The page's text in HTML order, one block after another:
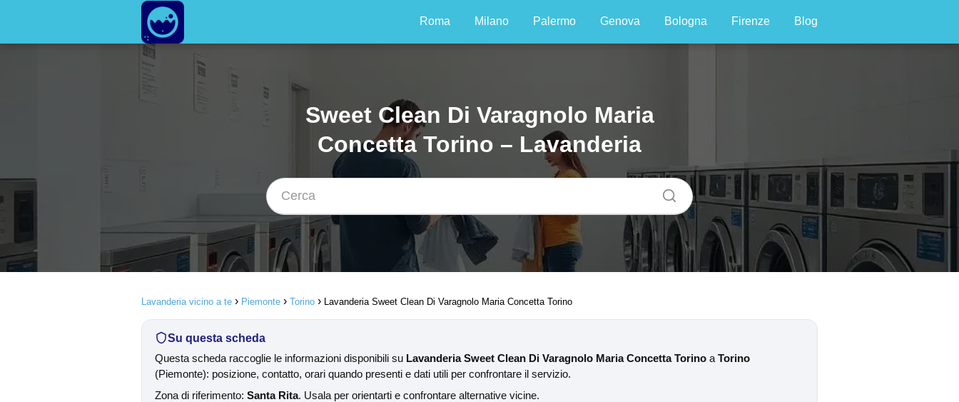
Roma Milano Palermo Genova Bologna Firenze Blog
Sweet Clean Di Varagnolo Maria
Concetta Torino – Lavanderia
Lavanderia vicino a te Piemonte Torino Lavanderia Sweet Clean Di Varagnolo Maria Concetta Torino
Su questa scheda
Questa scheda raccoglie le informazioni disponibili su Lavanderia Sweet Clean Di Varagnolo Maria Concetta Torino a Torino
(Piemonte): posizione, contatto, orari quando presenti e dati utili per confrontare il servizio.
Zona di riferimento: Santa Rita. Usala per orientarti e confrontare alternative vicine.